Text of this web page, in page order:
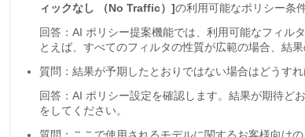
ィックなし （No Traffic）]の利用可能なポリシー条
回答：AI ポリシー提案機能では、利用可能なフィル
とえば、すべてのフィルタの性質が広範の場合、結
質問：結果が予期したとおりではない場合はどうす
回答：AI ポリシー設定を確認します。結果が期待ど
をしてください。